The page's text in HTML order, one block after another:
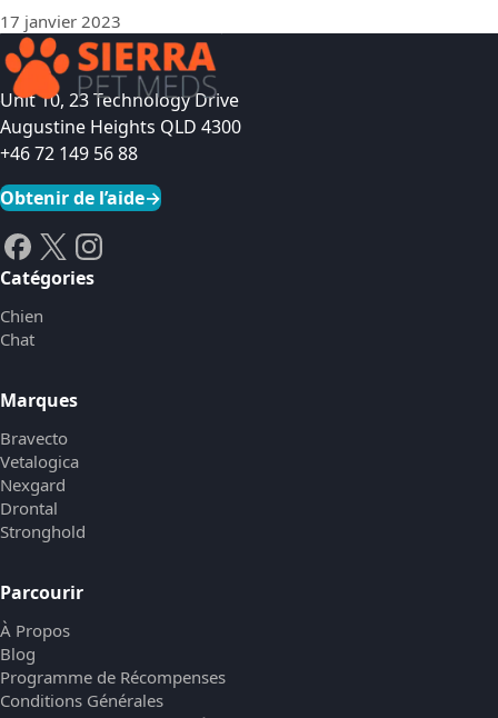
17 janvier 2023
Unit 10, 23 Technology Drive
Augustine Heights QLD 4300
+46 72 149 56 88
Obtenir de l’aide→
Catégories
Chien
Chat
Marques
Bravecto
Vetalogica
Nexgard
Drontal
Stronghold
Parcourir
À Propos
Blog
Programme de Récompenses
Conditions Générales